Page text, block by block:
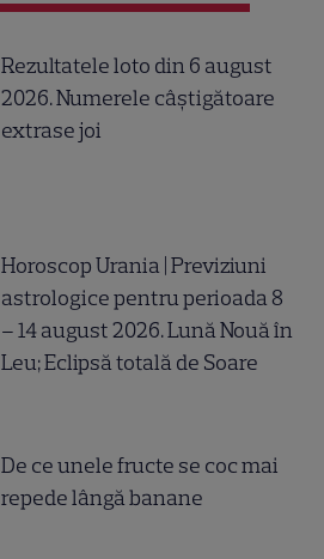
Rezultatele loto din 6 august
2026. Numerele câștigătoare
extrase joi
Horoscop Urania | Previziuni
astrologice pentru perioada 8
– 14 august 2026. Lună Nouă în
Leu; Eclipsă totală de Soare
De ce unele fructe se coc mai
repede lângă banane